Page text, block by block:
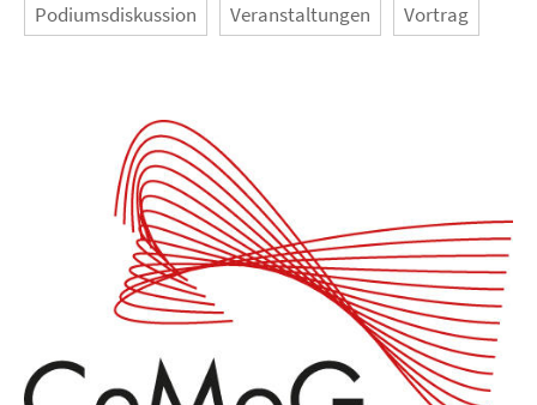
Podiumsdiskussion Veranstaltungen Vortrag